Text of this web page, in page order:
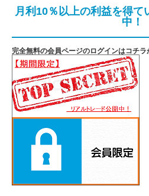
月利10％以上の利益を得て
中！
完全無料の会員ページのログインはコチ